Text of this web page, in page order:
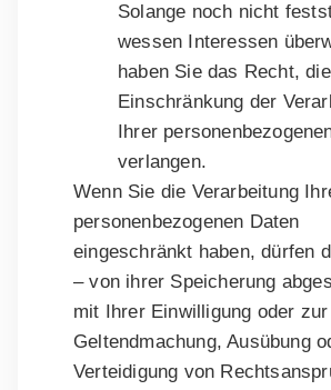
Solange noch nicht
wessen Interessen
haben Sie das Recht, die
Einschränkung der
Ihrer
verlangen.
Wenn Sie die Verarbeitung
personenbezogenen Daten
eingeschränkt haben, dürfen
– von ihrer Speicherung
mit Ihrer Einwilligung oder zur
Geltendmachung, Ausübung
Verteidigung von